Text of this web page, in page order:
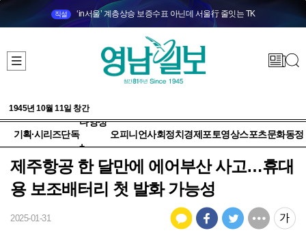
직설 ‘in서울’ 계층상승 보증수표 아닌데 서울行 줄잇는 TK
1945년 10월 11일 창간
기획·시리즈단독
다양성
+
오피니언사회정치 경제 포토영상스포츠문화동정
제주항공 한 달만에 에어부산 사고…휴대
용 보조배터리 첫 발화 가능성
2025-01-31